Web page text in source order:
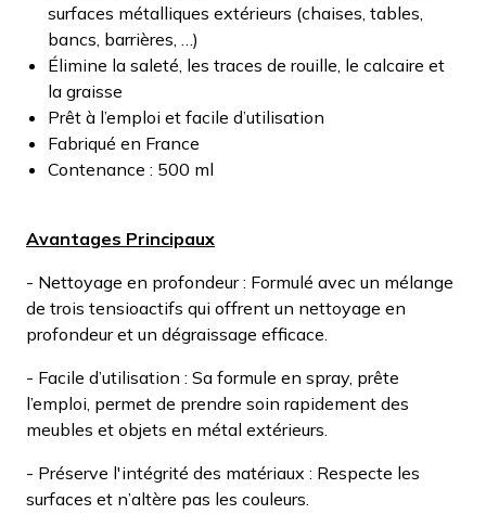
surfaces métalliques extérieurs (chaises, tables,
bancs, barrières, …)
Élimine la saleté, les traces de rouille, le calcaire et
la graisse
Prêt à l’emploi et facile d’utilisation
Fabriqué en France
Contenance : 500 ml
Avantages Principaux
- Nettoyage en profondeur : Formulé avec un mélange
de trois tensioactifs qui offrent un nettoyage en
profondeur et un dégraissage efficace.
- Facile d’utilisation : Sa formule en spray, prête
l’emploi, permet de prendre soin rapidement des
meubles et objets en métal extérieurs.
- Préserve l'intégrité des matériaux : Respecte les
surfaces et n’altère pas les couleurs.